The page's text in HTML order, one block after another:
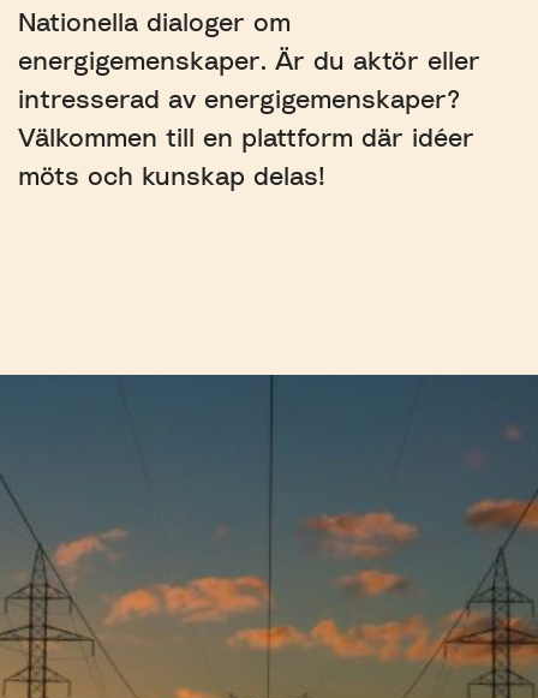
Nationella dialoger om
energigemenskaper. Är du aktör eller
intresserad av energigemenskaper?
Välkommen till en plattform där idéer
möts och kunskap delas!